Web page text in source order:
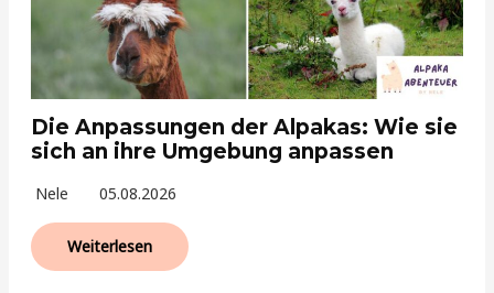
Die Anpassungen der Alpakas: Wie sie
sich an ihre Umgebung anpassen
Nele 05.08.2026
Weiterlesen